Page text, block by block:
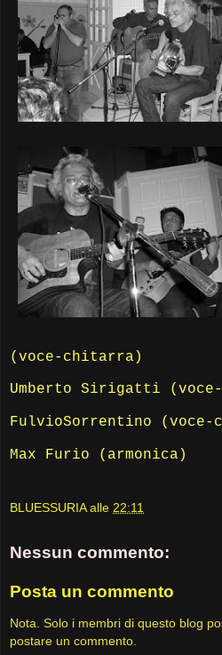
(voce-chitarra)
Umberto Sirigatti (voce-
FulvioSorrentino (voce-
Max Furio (armonica)
BLUESSURIA alle 22:11
Nessun commento:
Posta un commento
Nota. Solo i membri di questo blog
postare un commento.